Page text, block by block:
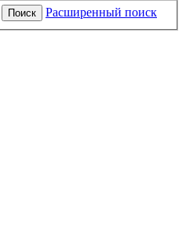
Поиск Расширенный поиск